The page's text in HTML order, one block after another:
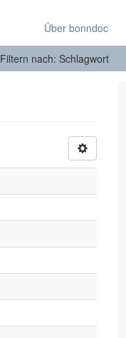
Über bonndoc
Filtern nach: Schlagwort